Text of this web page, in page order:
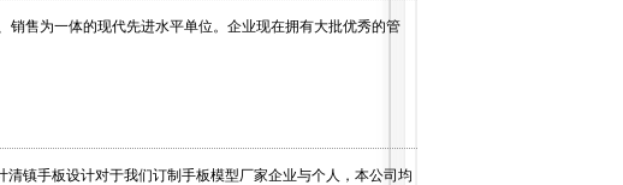
售为一体的现代先进水平单位。企业现在拥有大批优秀的管
镇手板设计对于我们订制手板模型厂家企业与个人，本公司均